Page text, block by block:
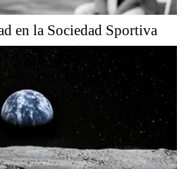
en la Sociedad Sportiva